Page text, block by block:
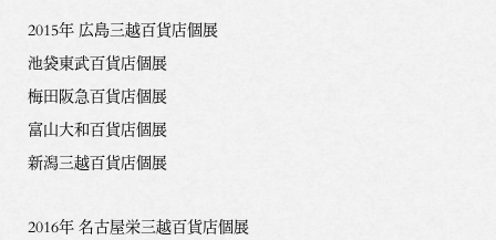
2015年 広島三越百貨店個展
池袋東武百貨店個展
梅田阪急百貨店個展
富山大和百貨店個展
新潟三越百貨店個展
2016年 名古屋栄三越百貨店個展